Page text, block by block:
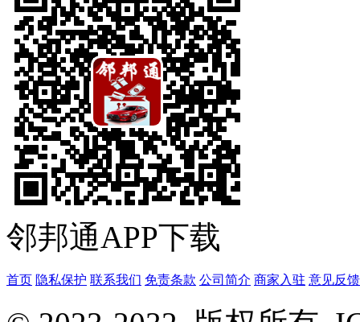
邻邦通APP下载
首页 隐私保护 联系我们 免责条款 公司简介 商家入驻 意见反馈